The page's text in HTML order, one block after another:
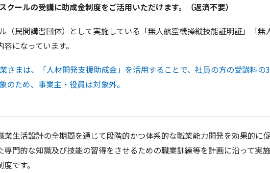
ールの受講に助成金制度をご活用いただけます。（返済不要）
（民間講習団体）として実施している「無人航空機操縦技能証明証」「無
になっています。
さまは、「人材開発支援助成金」を活用することで、社員の方の受講料
ため、事業主・役員は対象外。
業生活設計の全期間を通じて段階的かつ体系的な職業能力開発を効果的に
門的な知識及び技能の習得をさせるための職業訓練等を計画に沿って実
です。